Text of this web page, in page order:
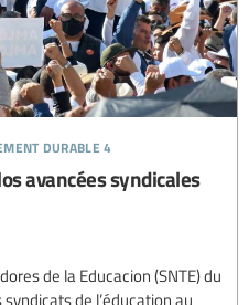
durable 4
avancées syndicales
de la Educacion (SNTE) du
de l’éducation au